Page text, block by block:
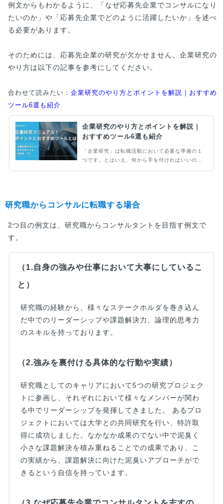
例文からもわかるように、「なぜ応募先企業でコンサルになり
たいのか」や「応募先企業でどのように活躍したいか」を述べ
る必要があります。
そのためには、応募先企業の研究が欠かせません。企業研究の
やり方は以下の記事を参考にしてください。
合わせて読みたい： 企業研究のやり方とポイントを解説｜おすすめ
ツール6選も紹介
企業研究のやり方とポイントを解説｜
おすすめツール6選も紹介
「企業研究」は転職活動において必要な準備の１
つです。とはいえ、何から手を付ければいいの
研究職からコンサルに転職する場合
2つ目の例文は、研究職からコンサルタントを目指す例文で
す。
（1.自身の強みや仕事において大事にしているこ
と）
研究職の経験から、様々なステークホルダを巻き込ん
だ中でのリーダーシップや課題解決力、論理的思考力
のスキルを持っております。
（2.強みを裏付ける具体的な行動や実績）
研究職としてのキャリアにおいて5つの研究プロジェク
トに参画し、それぞれにおいて様々なメンバーが関わ
る中でリーダーシップを発揮してきました。 あるプロ
ジェクトにおいては大学との共同研究を行い、特許取
得に成功しました。なかなか成果のでない中で泥臭く
小さな課題解決を積み重ねることでの成果であり、こ
の実績から、課題解決に向けた泥臭いアプローチがで
きるという自信を持っています。